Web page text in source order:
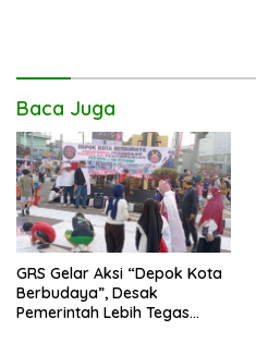
Baca Juga
GRS Gelar Aksi “Depok Kota
Berbudaya”, Desak
Pemerintah Lebih Tegas